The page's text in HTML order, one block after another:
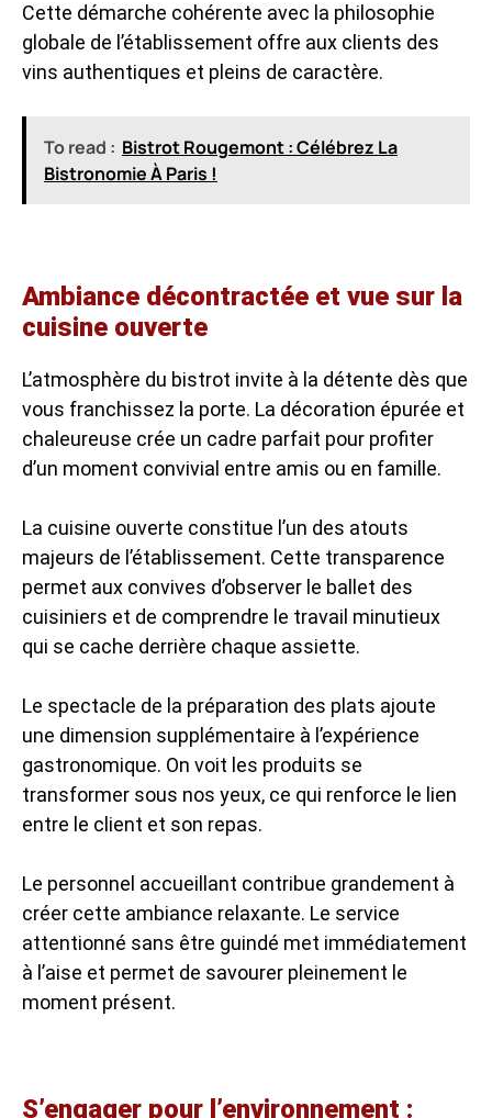
Cette démarche cohérente avec la philosophie
globale de l’établissement offre aux clients des
vins authentiques et pleins de caractère.
To read : Bistrot Rougemont : Célébrez La
Bistronomie À Paris !
Ambiance décontractée et vue sur la
cuisine ouverte
L’atmosphère du bistrot invite à la détente dès que
vous franchissez la porte. La décoration épurée et
chaleureuse crée un cadre parfait pour profiter
d’un moment convivial entre amis ou en famille.
La cuisine ouverte constitue l’un des atouts
majeurs de l’établissement. Cette transparence
permet aux convives d’observer le ballet des
cuisiniers et de comprendre le travail minutieux
qui se cache derrière chaque assiette.
Le spectacle de la préparation des plats ajoute
une dimension supplémentaire à l’expérience
gastronomique. On voit les produits se
transformer sous nos yeux, ce qui renforce le lien
entre le client et son repas.
Le personnel accueillant contribue grandement à
créer cette ambiance relaxante. Le service
attentionné sans être guindé met immédiatement
à l’aise et permet de savourer pleinement le
moment présent.
S’engager pour l’environnement :